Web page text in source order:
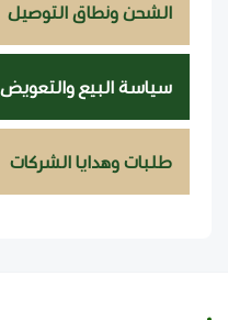
الشحن ونطاق التوصيل
سياسة البيع والتعويض
طلبات وهدايا الشركات